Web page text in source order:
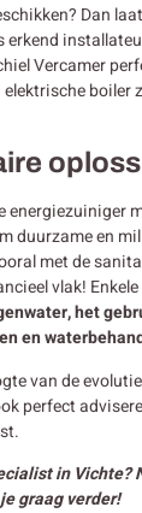
Dan
erkend
Vercamer
boiler
duurzame en
met de
vlak!
het
en
van de
perfect
in Vichte?
graag verder!